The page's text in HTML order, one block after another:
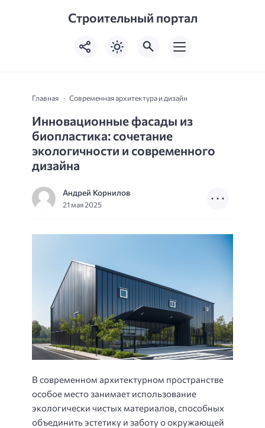
Строительный портал
Главная Современная архитектура и дизайн
Инновационные фасады из
биопластика: сочетание
экологичности и современного
дизайна
Андрей Корнилов
21 мая 2025
В современном архитектурном пространстве
особое место занимает использование
экологически чистых материалов, способных
объединить эстетику и заботу о окружающей